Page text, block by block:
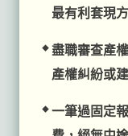
最有利套現
盡職審查產
產權糾紛或
一筆過固定